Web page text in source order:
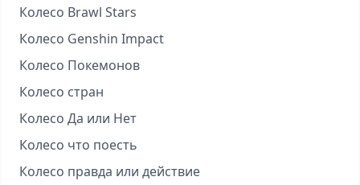
Колесо Brawl Stars
Колесо Genshin Impact
Колесо Покемонов
Колесо стран
Колесо Да или Нет
Колесо что поесть
Колесо правда или действие